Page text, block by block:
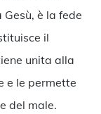
è la fede
il
unita alla
e le permette
del male.